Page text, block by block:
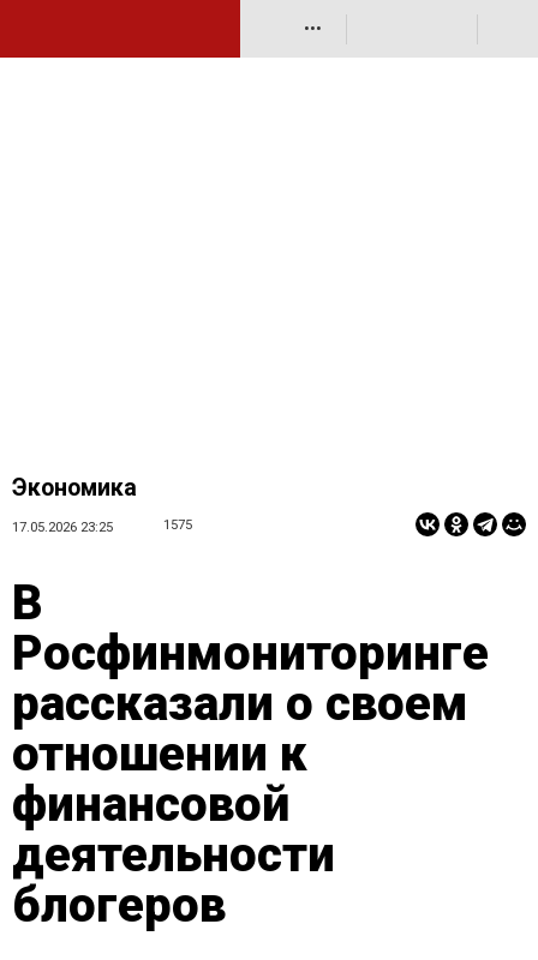
•••
Экономика
17.05.2026 23:25 1575
В
Росфинмониторинге
рассказали о своем
отношении к
финансовой
деятельности
блогеров